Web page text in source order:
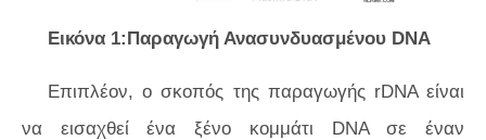
Εικόνα 1:Παραγωγή Ανασυνδυασμένου DNA
Επιπλέον, ο σκοπός της παραγωγής rDNA είναι
να εισαχθεί ένα ξένο κομμάτι DNA σε έναν